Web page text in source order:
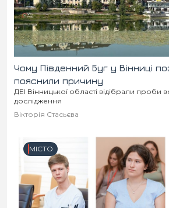
Чому Південний Буг у Вінниці
пояснили причину
ДЕІ Вінницької області відібрали проби
дослідження
Вікторія Стасьєва
МІСТО